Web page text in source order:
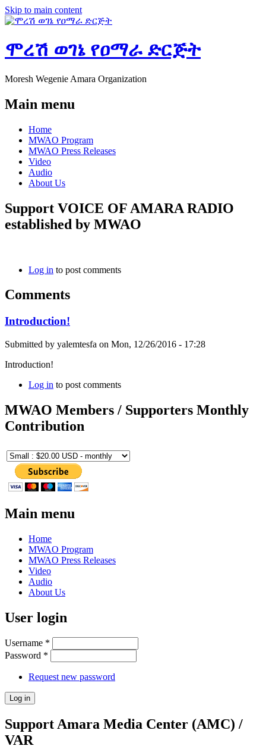
Skip to main content
ሞረሽ ወገኔ የዐማራ ድርጅት
Moresh Wegenie Amara Organization
Main menu
Home
MWAO Program
MWAO Press Releases
Video
Audio
About Us
Support VOICE OF AMARA RADIO
established by MWAO
Log in to post comments
Comments
Introduction!
Submitted by yalemtesfa on Mon, 12/26/2016 - 17:28
Introduction!
Log in to post comments
MWAO Members / Supporters Monthly
Contribution
Main menu
Home
MWAO Program
MWAO Press Releases
Video
Audio
About Us
User login
Username *
Password *
Request new password
Support Amara Media Center (AMC) /
VAR